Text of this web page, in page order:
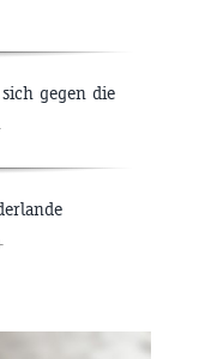
gegen die